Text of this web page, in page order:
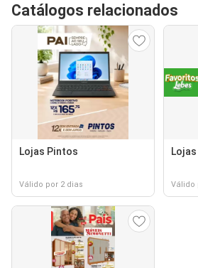
Catálogos relacionados
Lojas Pintos
Válido por 2 dias Válido